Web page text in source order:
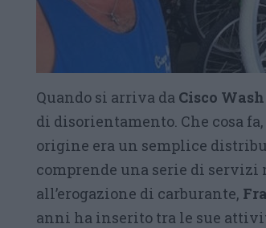
Quando si arriva da Cisco Wash
di disorientamento. Che cosa
origine era un semplice
comprende una serie di
all’erogazione di carburante,
anni ha inserito tra le sue